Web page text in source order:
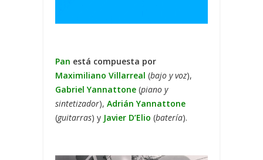
Pan está compuesta por
Maximiliano Villarreal (bajo y voz),
Gabriel Yannattone (piano y
sintetizador), Adrián Yannattone
(guitarras) y Javier D’Elio (batería).